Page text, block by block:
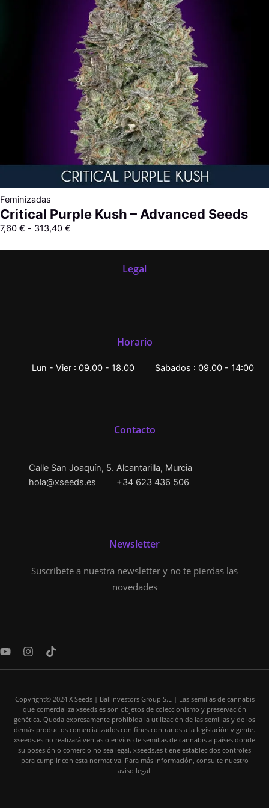
Feminizadas
Critical Purple Kush – Advanced Seeds
7,60 € - 313,40 €
313,40 €
Legal
Horario
Lun - Vier : 09.00 - 18.00 Sabados : 09.00 - 14:00
Contacto
Calle San Joaquín, 5. Alcantarilla, Murcia
hola@xseeds.es
+34 623 436 506
Newsletter
Suscríbete a nuestra newsletter y no te pierdas las
novedades
Y
u
I
s
g
r
a
m
T
k
o
k
Copyright© 2024 X Seeds | Ballinvestors Group S.L | Las semillas de cannabis
que comercializa xseeds.es son objetos de coleccionismo y preservación
genética. Queda expresamente prohibida la utilización de las semillas y de los
demás productos comercializados con fines contrarios a la legislación vigente.
xseeds.es no realizará ventas o envíos de semillas de cannabis a países donde
su posesión o comercio no sea legal. xseeds.es tiene establecidos controles
para cumplir con esta normativa. Para más información, consulte nuestro
aviso legal.